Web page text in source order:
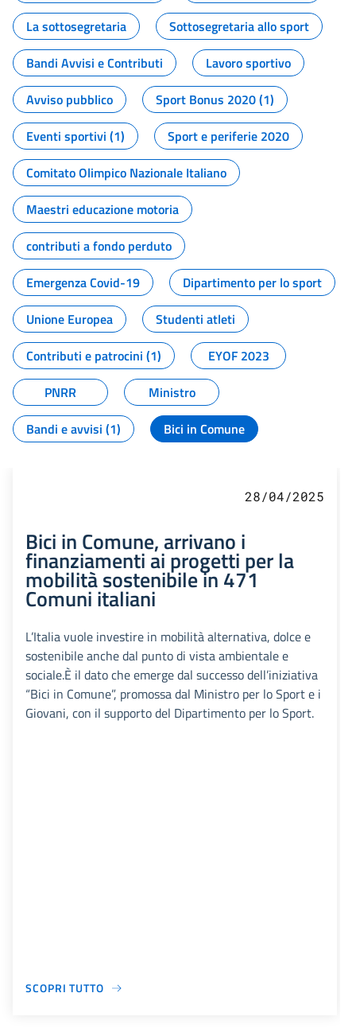
La sottosegretaria
Sottosegretaria allo sport
Bandi Avvisi e Contributi
Lavoro sportivo
Avviso pubblico
Sport Bonus 2020 (1)
Eventi sportivi (1)
Sport e periferie 2020
Comitato Olimpico Nazionale Italiano
Maestri educazione motoria
contributi a fondo perduto
Emergenza Covid-19
Dipartimento per lo sport
Unione Europea
Studenti atleti
Contributi e patrocini (1)
EYOF 2023
PNRR
Ministro
Bandi e avvisi (1)
Bici in Comune
28/04/2025
Bici in Comune, arrivano i
finanziamenti ai progetti per la
mobilità sostenibile in 471
Comuni italiani
L’Italia vuole investire in mobilità alternativa, dolce e
sostenibile anche dal punto di vista ambientale e
sociale.È il dato che emerge dal successo dell’iniziativa
“Bici in Comune”, promossa dal Ministro per lo Sport e i
Giovani, con il supporto del Dipartimento per lo Sport.
SCOPRI TUTTO